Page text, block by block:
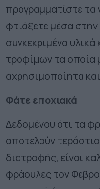
προγραμματίστε τα
φτιάξετε μέσα
συγκεκριμένα
τροφίμων τα οποία
αχρησιμοποίητα
Φάτε εποχιακά
Δεδομένου ότι τα
αποτελούν
διατροφής, είναι
φράουλες τον